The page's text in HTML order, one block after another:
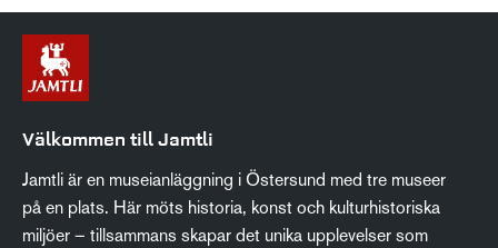
Välkommen till Jamtli
Jamtli är en museianläggning i Östersund med tre museer
på en plats. Här möts historia, konst och kulturhistoriska
miljöer – tillsammans skapar det unika upplevelser som